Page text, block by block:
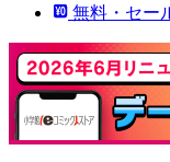
無料・セー